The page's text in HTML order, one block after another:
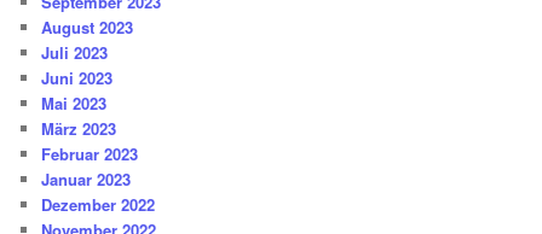
August 2023
Juli 2023
Juni 2023
Mai 2023
März 2023
Februar 2023
Januar 2023
Dezember 2022
November 2022